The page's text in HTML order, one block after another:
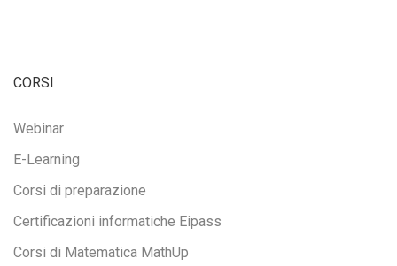
CORSI
Webinar
E-Learning
Corsi di preparazione
Certificazioni informatiche Eipass
Corsi di Matematica MathUp